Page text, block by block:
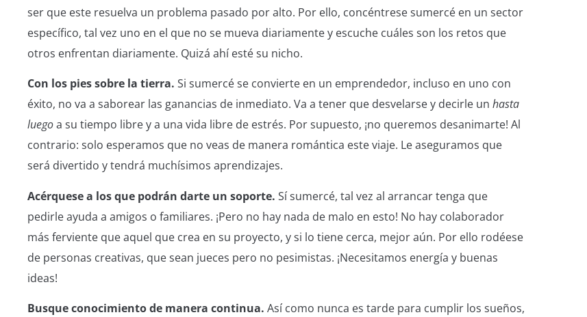
ser que este resuelva un problema pasado por alto. Por ello, concéntrese sumercé en un sector
específico, tal vez uno en el que no se mueva diariamente y escuche cuáles son los retos que
otros enfrentan diariamente. Quizá ahí esté su nicho.
Con los pies sobre la tierra. Si sumercé se convierte en un emprendedor, incluso en uno con
éxito, no va a saborear las ganancias de inmediato. Va a tener que desvelarse y decirle un hasta
luegoa su tiempo libre y a una vida libre de estrés. Por supuesto, ¡no queremos desanimarte! Al
contrario: solo esperamos que no veas de manera romántica este viaje. Le aseguramos que
será divertido y tendrá muchísimos aprendizajes.
Acérquese a los que podrán darte un soporte. Sí sumercé, tal vez al arrancar tenga que
pedirle ayuda a amigos o familiares. ¡Pero no hay nada de malo en esto! No hay colaborador
más ferviente que aquel que crea en su proyecto, y si lo tiene cerca, mejor aún. Por ello rodéese
de personas creativas, que sean jueces pero no pesimistas. ¡Necesitamos energía y buenas
ideas!
Busque conocimiento de manera continua. Así como nunca es tarde para cumplir los sueños,